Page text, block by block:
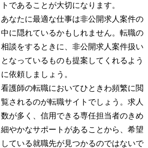
トであることが大切になります。
あなたに最適な仕事は非公開求人案件の
中に隠れているかもしれません。転職の
相談をするときに、非公開求人案件扱い
となっているものも提案してくれるよう
に依頼しましょう。
看護師の転職においてひときわ頻繁に閲
覧されるのが転職サイトでしょう。求人
数が多く、信用できる専任担当者のきめ
細やかなサポートがあることから、希望
している就職先が見つかるのではないで